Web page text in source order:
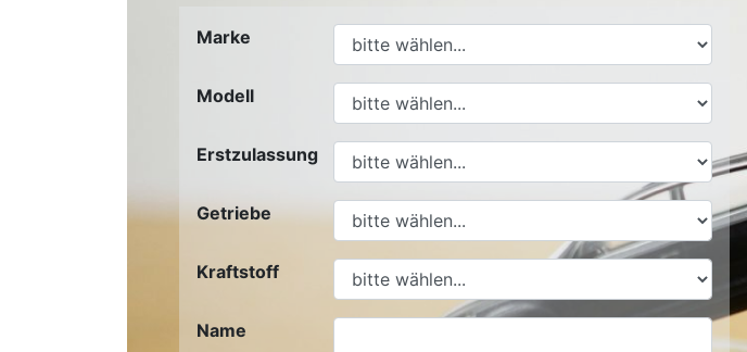
Marke
Modell
Erstzulassung
Getriebe
Kraftstoff
Name